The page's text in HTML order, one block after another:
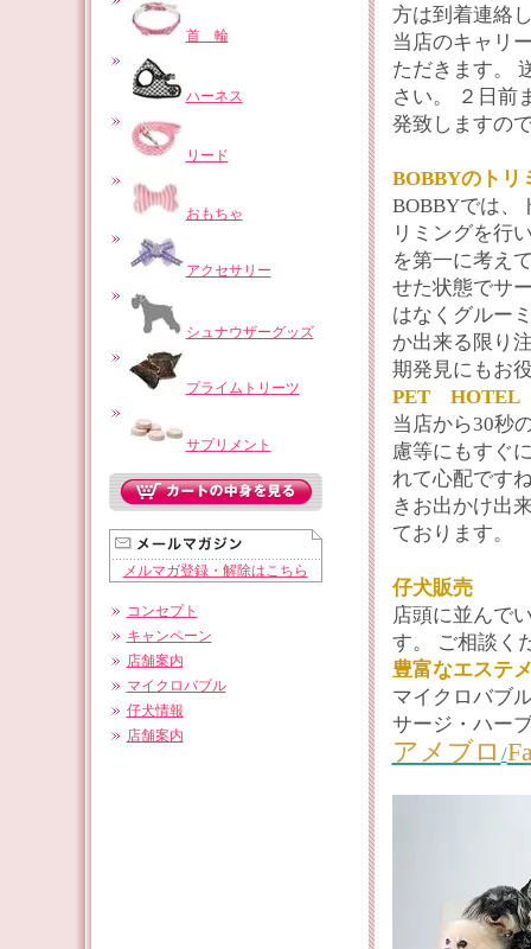
首 輪
ハーネス
リード
おもちゃ
アクセサリー
シュナウザーグッズ
プライムトリーツ
サプリメント
メルマガ登録・解除はこちら
コンセプト
キャンペーン
店舗案内
マイクロバブル
仔犬情報
店舗案内
方は到着連絡
当店のキャリ
ただきます。
さい。 ２日前
発致しますの
BOBBYのトリ
BOBBYでは、
リミングを行
を第一に考え
せた状態でサ
はなくグルー
か出来る限り
期発見にもお
PET HOTEL
当店から30秒
慮等にもすぐ
れて心配です
きお出かけ出
ております。
仔犬販売
店頭に並んで
す。 ご相談く
豊富なエステ
マイクロバブ
サージ・ハー
アメブロ /